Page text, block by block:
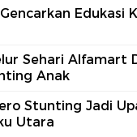
Edukasi
Sehari Alfamart
Anak
Stunting Jadi
Utara